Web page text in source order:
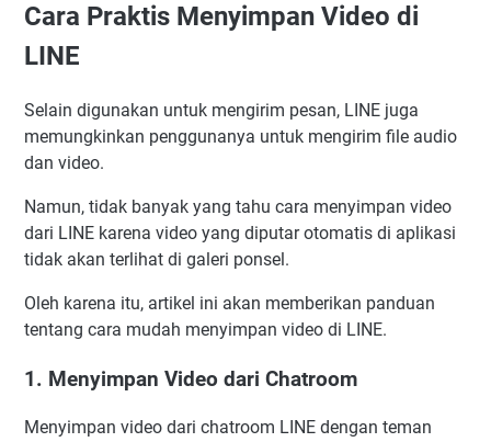
1. Menyimpan Video dari Chatroom
2. Menyimpan Video dari Timeline
Cara Praktis Menyimpan Video di
LINE
Selain digunakan untuk mengirim pesan, LINE juga
memungkinkan penggunanya untuk mengirim file audio
dan video.
Namun, tidak banyak yang tahu cara menyimpan video
dari LINE karena video yang diputar otomatis di aplikasi
tidak akan terlihat di galeri ponsel.
Oleh karena itu, artikel ini akan memberikan panduan
tentang cara mudah menyimpan video di LINE.
1. Menyimpan Video dari Chatroom
Menyimpan video dari chatroom LINE dengan teman